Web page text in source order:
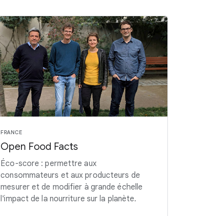
FRANCE
Open Food Facts
Éco-score : permettre aux
consommateurs et aux producteurs de
mesurer et de modifier à grande échelle
l'impact de la nourriture sur la planète.